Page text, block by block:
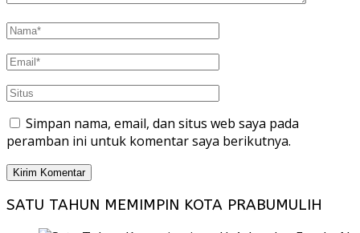
Simpan nama, email, dan situs web saya pada
peramban ini untuk komentar saya berikutnya.
SATU TAHUN MEMIMPIN KOTA PRABUMULIH